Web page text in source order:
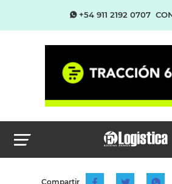
+54 911 2192 0707
Compartir